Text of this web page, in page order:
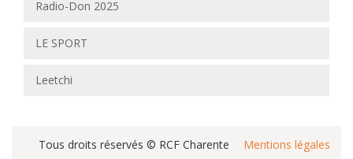
Radio-Don 2025
LE SPORT
Leetchi
Tous droits réservés © RCF Charente Mentions légales